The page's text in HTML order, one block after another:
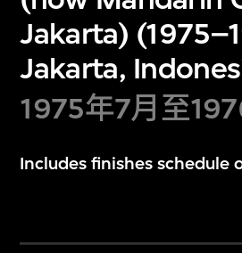
Jakarta)
Jakarta,
1975年7月至
Includes finishes schedule